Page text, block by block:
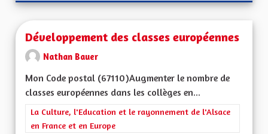
Développement des classes européennes
Nathan Bauer
Mon Code postal (67110)Augmenter le nombre de
classes européennes dans les collèges en...
Filtrer les résultats de la catégorie : La Culture, l'Education et
La Culture, l'Education et le rayonnement de l'Alsace
en France et en Europe